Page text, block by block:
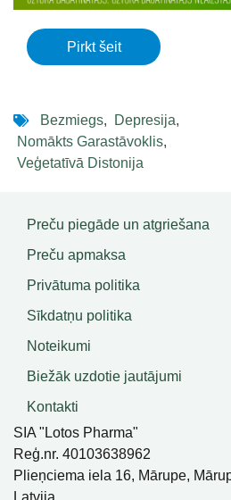
Pirkt šeit
Bezmiegs, Depresija,
Nomākts Garastāvoklis,
Veģetatīvā Distonija
Preču piegāde un atgriešana
Preču apmaksa
Privātuma politika
Sīkdatņu politika
Noteikumi
Biežāk uzdotie jautājumi
Kontakti
SIA "Lotos Pharma"
Reģ.nr. 40103638962
Plieņciema iela 16, Mārupe,